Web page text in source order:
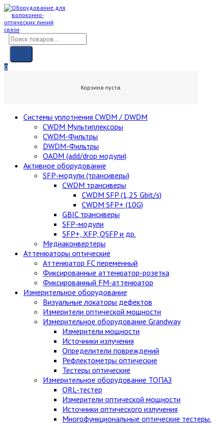
Skip
content
Поиск
товаров
0
Корзина пуста.
Cистемы уплотнения CWDM / DWDM
CWDM Мультиплексоры
CWDM-Фильтры
DWDM-Фильтры
OADM (add/drop модули)
Активное оборудование
SFP-модули (трансиверы)
CWDM трансиверы
CWDM SFP (1,25 Gbit/s)
CWDM SFP+ (10G)
GBIC трансиверы
SFP-модули
SFP+, XFP, QSFP и др.
Медиаконвертеры
Аттенюаторы оптические
Аттенюатор FC переменный
Фиксированные аттенюатор-розетка
Фиксированный FM-аттенюатор
Измерительное оборудование
Визуальные локаторы дефектов
Измерители оптической мощности
Измерительное оборудование Grandway
Измерители мощности
Источники излучения
Определители повреждений
Рефлектометры оптические
Тестеры оптические
Измерительное оборудование ТОПАЗ
ORL-тестер
Измерители оптической мощности
Источники оптического излучения
Многофункциональные оптические тестеры.